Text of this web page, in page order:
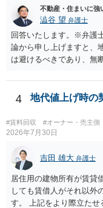
ん。
不動産・住まいに強
澁谷 望 弁護士
回答いたします。※弁護
論から申し上げますと、
は避けるべきであり、無
上、自分のペットの遺骨
棄には該当しないため
ります。そのため、地主
を侵害する行為や、借地
事前に地主へ相談して許
植え等で供養する「プラ
されるのが確実かと思い
4 地代値上げ時の
#賃料回収 #オーナー・売主側
2026年7月30日
吉田 雄大 弁護士
居住用の建物所有が賃貸
しても賃借人がそれ以外
す。 上記をより際立た